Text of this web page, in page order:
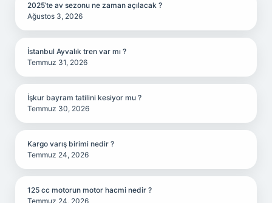
2025’te av sezonu ne zaman açılacak ?
Ağustos 3, 2026
İstanbul Ayvalık tren var mı ?
Temmuz 31, 2026
İşkur bayram tatilini kesiyor mu ?
Temmuz 30, 2026
Kargo varış birimi nedir ?
Temmuz 24, 2026
125 cc motorun motor hacmi nedir ?
Temmuz 24, 2026